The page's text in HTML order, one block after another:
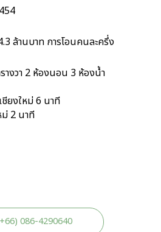
ล้านบาท การโอนคนละครึ่ง
างวา 2 ห้องนอน 3 ห้องน้ำ
ชียงใหม่ 6 นาที
ม่ 2 นาที
086-4290640